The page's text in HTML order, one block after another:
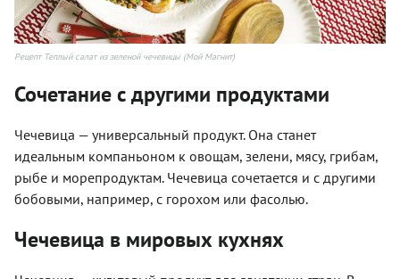
Рецепт Теплый салат из зеленой чечевицы (Мой Магнит)
Сочетание с другими продуктами
Чечевица — универсальный продукт. Она станет
идеальным компаньоном к овощам, зелени, мясу, грибам,
рыбе и морепродуктам. Чечевица сочетается и с другими
бобовыми, например, с горохом или фасолью.
Чечевица в мировых кухнях